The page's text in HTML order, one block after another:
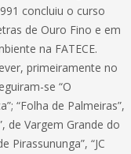
concluiu o curso
de Ouro Fino e em
na FATECE.
primeiramente no
se “O
“Folha de Palmeiras”,
de Vargem Grande do
Pirassununga”, “JC